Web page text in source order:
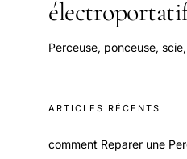
Perceuse, ponceuse,
ARTICLES RÉCENTS
comment Reparer une